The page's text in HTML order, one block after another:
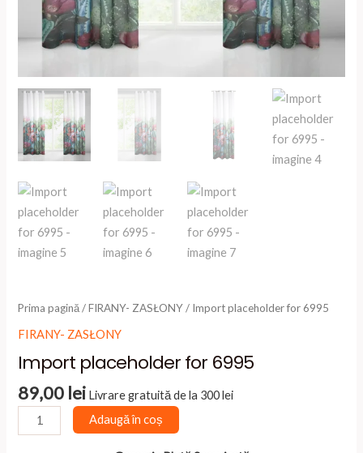
Prima pagină/FIRANY- ZASŁONY/ Import placeholder for 6995
FIRANY- ZASŁONY
Import placeholder for 6995
89,00 lei Livrare gratuită de la 300 lei
Cantitate
Import
Adaugă în coș